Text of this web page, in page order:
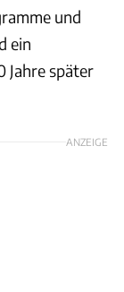
und
ein
Jahre später
ANZEIGE